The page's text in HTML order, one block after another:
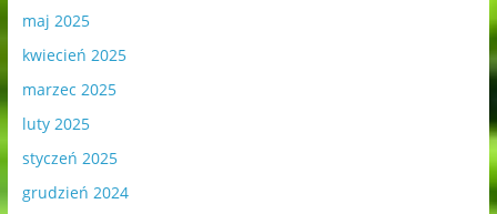
maj 2025
kwiecień 2025
marzec 2025
luty 2025
styczeń 2025
grudzień 2024